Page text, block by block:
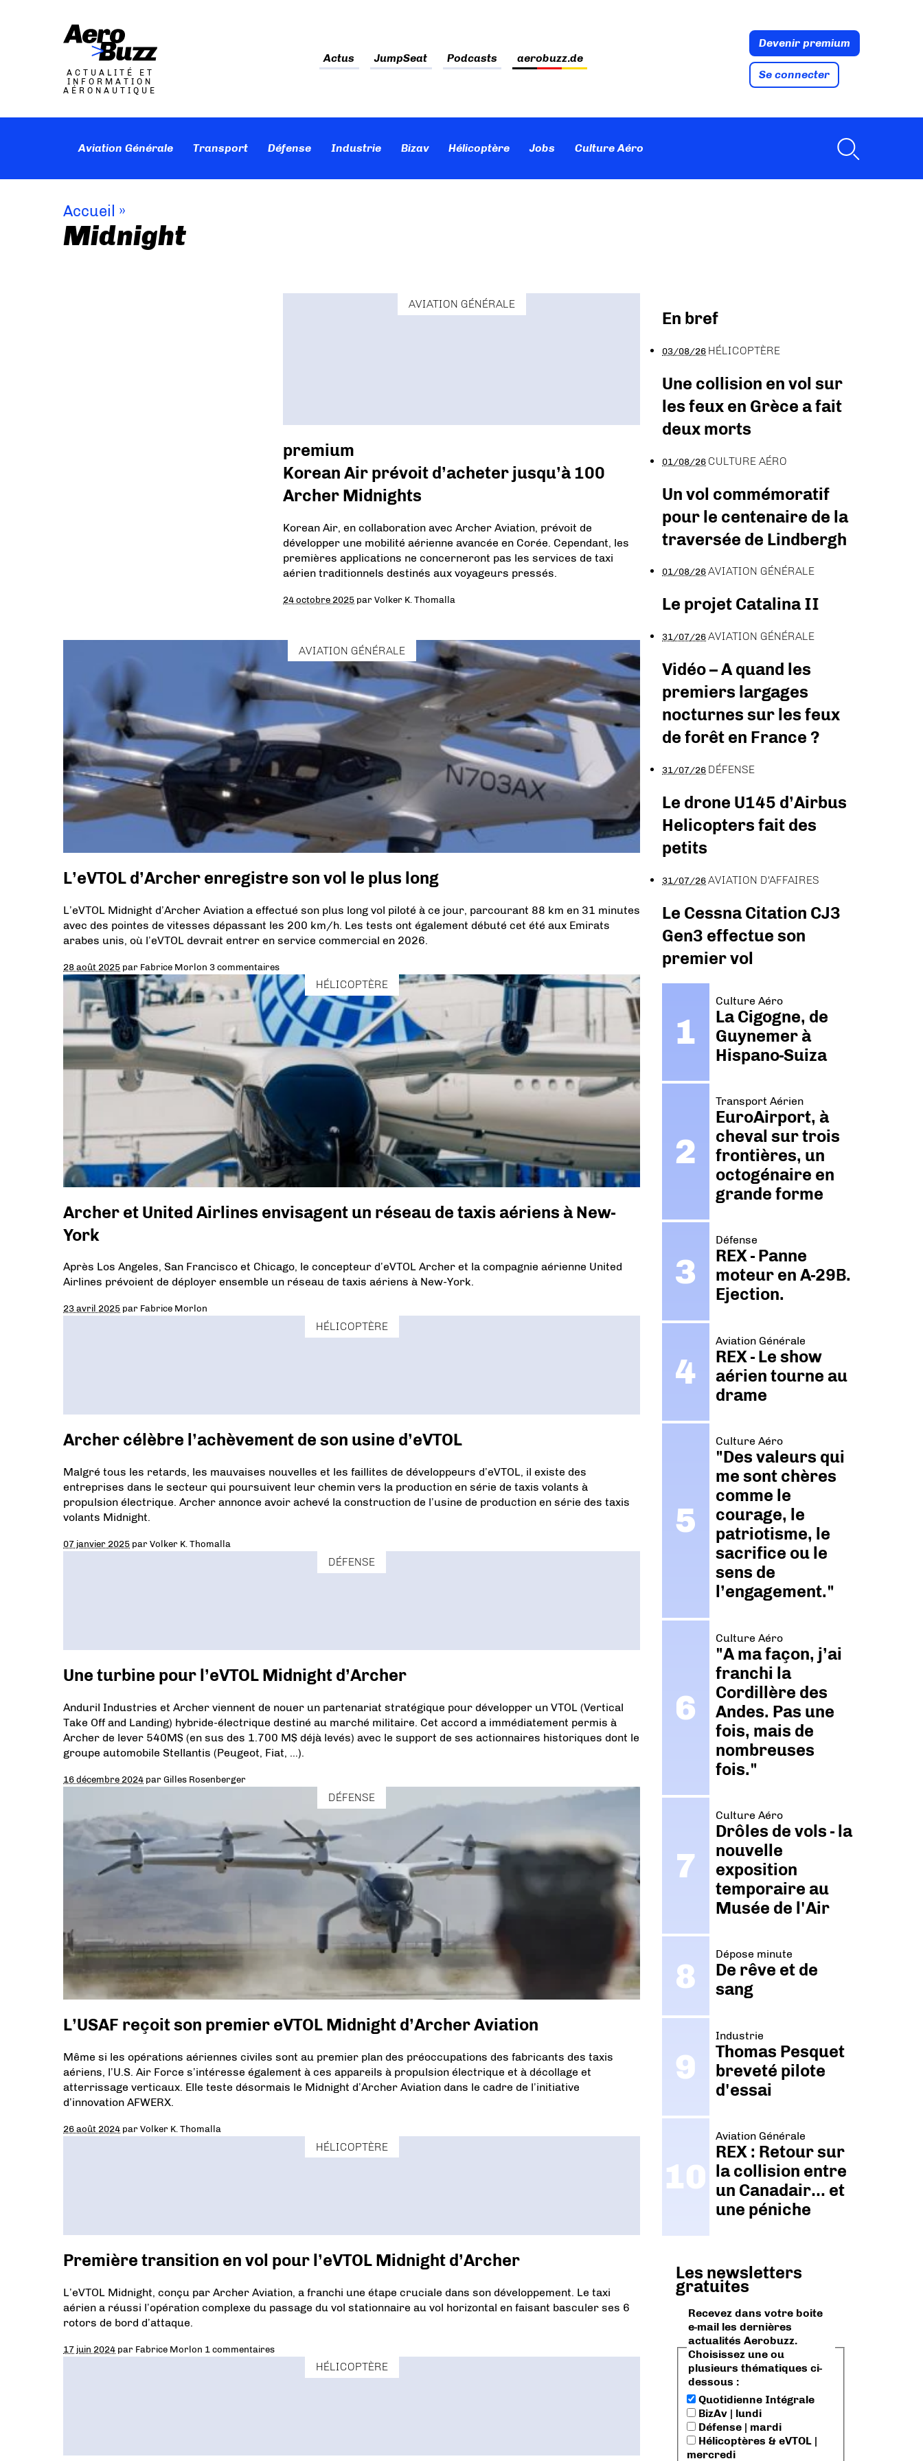
ACTUALITÉ ET
INFORMATION
AÉRONAUTIQUE
Actus JumpSeat Podcasts aerobuzz.de
Devenir premium
Se connecter
Aviation Générale Transport Défense Industrie Bizav Hélicoptère Jobs Culture Aéro
Accueil »
Midnight
AVIATION GÉNÉRALE
premium
Korean Air prévoit d’acheter jusqu’à 100
Archer Midnights
Korean Air, en collaboration avec Archer Aviation, prévoit de
développer une mobilité aérienne avancée en Corée. Cependant, les
premières applications ne concerneront pas les services de taxi
aérien traditionnels destinés aux voyageurs pressés.
24 octobre 2025 parVolker K. Thomalla
AVIATION GÉNÉRALE
L’eVTOL d’Archer enregistre son vol le plus long
L’eVTOL Midnight d’Archer Aviation a effectué son plus long vol piloté à ce jour, parcourant 88 km en 31 minutes
avec des pointes de vitesses dépassant les 200 km/h. Les tests ont également débuté cet été aux Emirats
arabes unis, où l’eVTOL devrait entrer en service commercial en 2026.
28 août 2025 par Fabrice Morlon 3 commentaires
HÉLICOPTÈRE
Archer et United Airlines envisagent un réseau de taxis aériens à New-
York
Après Los Angeles, San Francisco et Chicago, le concepteur d’eVTOL Archer et la compagnie aérienne United
Airlines prévoient de déployer ensemble un réseau de taxis aériens à New-York.
23 avril 2025 par Fabrice Morlon
HÉLICOPTÈRE
Archer célèbre l’achèvement de son usine d’eVTOL
Malgré tous les retards, les mauvaises nouvelles et les faillites de développeurs d’eVTOL, il existe des
entreprises dans le secteur qui poursuivent leur chemin vers la production en série de taxis volants à
propulsion électrique. Archer annonce avoir achevé la construction de l’usine de production en série des taxis
volants Midnight.
07 janvier 2025 parVolker K. Thomalla
DÉFENSE
Une turbine pour l’eVTOL Midnight d’Archer
Anduril Industries et Archer viennent de nouer un partenariat stratégique pour développer un VTOL (Vertical
Take Off and Landing) hybride-électrique destiné au marché militaire. Cet accord a immédiatement permis à
Archer de lever 540M$ (en sus des 1.700 M$ déjà levés) avec le support de ses actionnaires historiques dont le
groupe automobile Stellantis (Peugeot, Fiat, …).
16 décembre 2024 parGilles Rosenberger
DÉFENSE
L’USAF reçoit son premier eVTOL Midnight d’Archer Aviation
Même si les opérations aériennes civiles sont au premier plan des préoccupations des fabricants des taxis
aériens, l’U.S. Air Force s’intéresse également à ces appareils à propulsion électrique et à décollage et
atterrissage verticaux. Elle teste désormais le Midnight d’Archer Aviation dans le cadre de l’initiative
d’innovation AFWERX.
26 août 2024 parVolker K. Thomalla
HÉLICOPTÈRE
Première transition en vol pour l’eVTOL Midnight d’Archer
L’eVTOL Midnight, conçu par Archer Aviation, a franchi une étape cruciale dans son développement. Le taxi
aérien a réussi l’opération complexe du passage du vol stationnaire au vol horizontal en faisant basculer ses 6
rotors de bord d’attaque.
17 juin 2024 par Fabrice Morlon 1 commentaires
HÉLICOPTÈRE
En bref
03/08/26 HÉLICOPTÈRE
Une collision en vol sur
les feux en Grèce a fait
deux morts
01/08/26 CULTURE AÉRO
Un vol commémoratif
pour le centenaire de la
traversée de Lindbergh
01/08/26AVIATION GÉNÉRALE
Le projet Catalina II
31/07/26AVIATION GÉNÉRALE
Vidéo – A quand les
premiers largages
nocturnes sur les feux
de forêt en France ?
31/07/26 DÉFENSE
Le drone U145 d’Airbus
Helicopters fait des
petits
31/07/26AVIATION D'AFFAIRES
Le Cessna Citation CJ3
Gen3 effectue son
premier vol
Culture Aéro
La Cigogne, de
Guynemer à
Hispano-Suiza
Transport Aérien
EuroAirport, à
cheval sur trois
frontières, un
octogénaire en
grande forme
Défense
REX - Panne
moteur en A-29B.
Ejection.
Aviation Générale
REX - Le show
aérien tourne au
drame
Culture Aéro
"Des valeurs qui
me sont chères
comme le
courage, le
patriotisme, le
sacrifice ou le
sens de
l’engagement."
Culture Aéro
"A ma façon, j’ai
franchi la
Cordillère des
Andes. Pas une
fois, mais de
nombreuses
fois."
Culture Aéro
Drôles de vols - la
nouvelle
exposition
temporaire au
Musée de l'Air
Dépose minute
De rêve et de
sang
Industrie
Thomas Pesquet
breveté pilote
d'essai
Aviation Générale
REX : Retour sur
la collision entre
un Canadair… et
une péniche
Les newsletters
gratuites
Recevez dans votre boite
e-mail les dernières
actualités Aerobuzz.
Choisissez une ou
plusieurs thématiques ci-
dessous :
Quotidienne Intégrale
BizAv | lundi
Défense | mardi
Hélicoptères & eVTOL |
mercredi